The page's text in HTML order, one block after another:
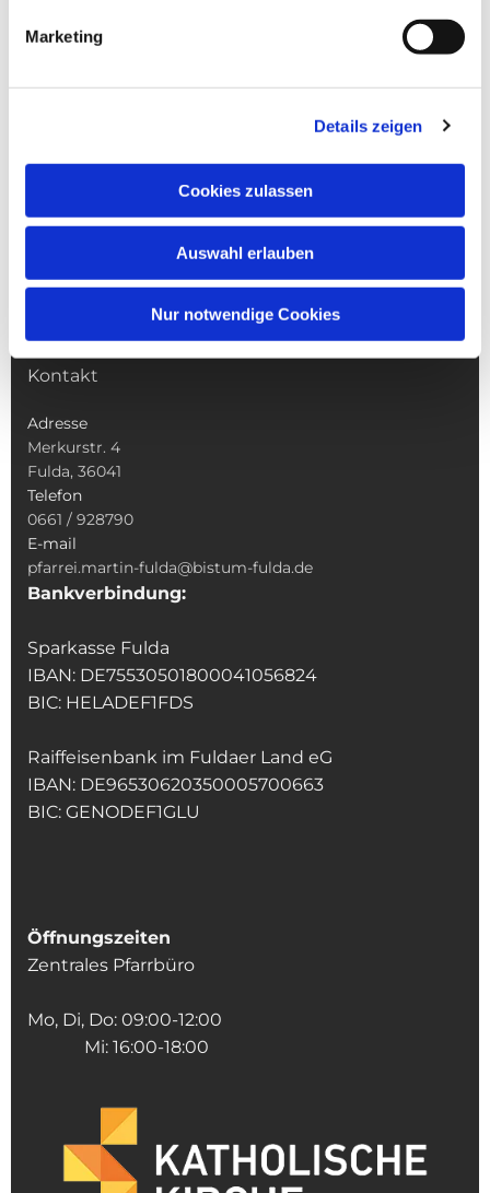
Marketing
Details zeigen
Cookies zulassen
Auswahl erlauben
Nur notwendige Cookies
Gottesdienste
Veranstaltungen & Angebote
Kindertagesstätte St. Andreas
Kontakt
Adresse
Merkurstr. 4
Fulda, 36041
Telefon
0661 / 928790
E-mail
pfarrei.martin-fulda@bistum-fulda.de
Bankverbindung:
Sparkasse Fulda
IBAN: DE75530501800041056824
BIC: HELADEF1FDS
Raiffeisenbank im Fuldaer Land eG
IBAN: DE96530620350005700663
BIC: GENODEF1GLU
Öffnungszeiten
Zentrales Pfarrbüro
Mo, Di, Do: 09:00-12:00
Mi: 16:00-18:00